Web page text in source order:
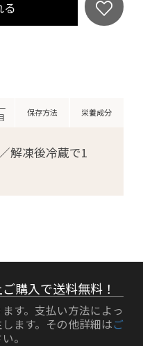
る
保存方法 栄養成分
解凍後冷蔵で1
購入で送料無料！
す。支払い方法によっ
ます。その他詳細はご
。